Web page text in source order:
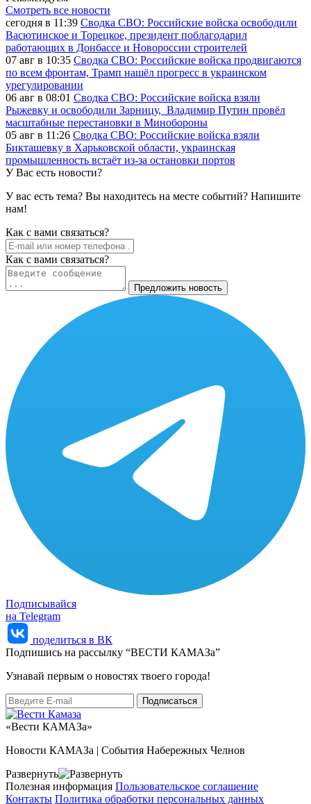
Смотреть все новости
сегодня в 11:39 Сводка СВО: Российские войска освободили
Васютинское и Торецкое, президент поблагодарил
работающих в Донбассе и Новороссии строителей
07 авг в 10:35 Сводка СВО: Российские войска продвигаются
по всем фронтам, Трамп нашёл прогресс в украинском
урегулировании
06 авг в 08:01 Сводка СВО: Российские войска взяли
Рыжевку и освободили Зарницу, Владимир Путин провёл
масштабные перестановки в Минобороны
05 авг в 11:26 Сводка СВО: Российские войска взяли
Бикташевку в Харьковской области, украинская
промышленность встаёт из-за остановки портов
У Вас есть новости?
У вас есть тема? Вы находитесь на месте событий? Напишите
нам!
Как c вами связаться?
Как c вами связаться?
Предложить новость
Подписывайся
на Telegram
поделиться в ВК
Подпишись на рассылку “ВЕСТИ КАМАЗа”
Узнaвай первым о новостях твоего города!
«Вести КАМАЗа»
Новости КАМАЗа | События Набережных Челнов
Развернуть
Полезная информация Пользовательское соглашение
Контакты Политика обработки персональных данных